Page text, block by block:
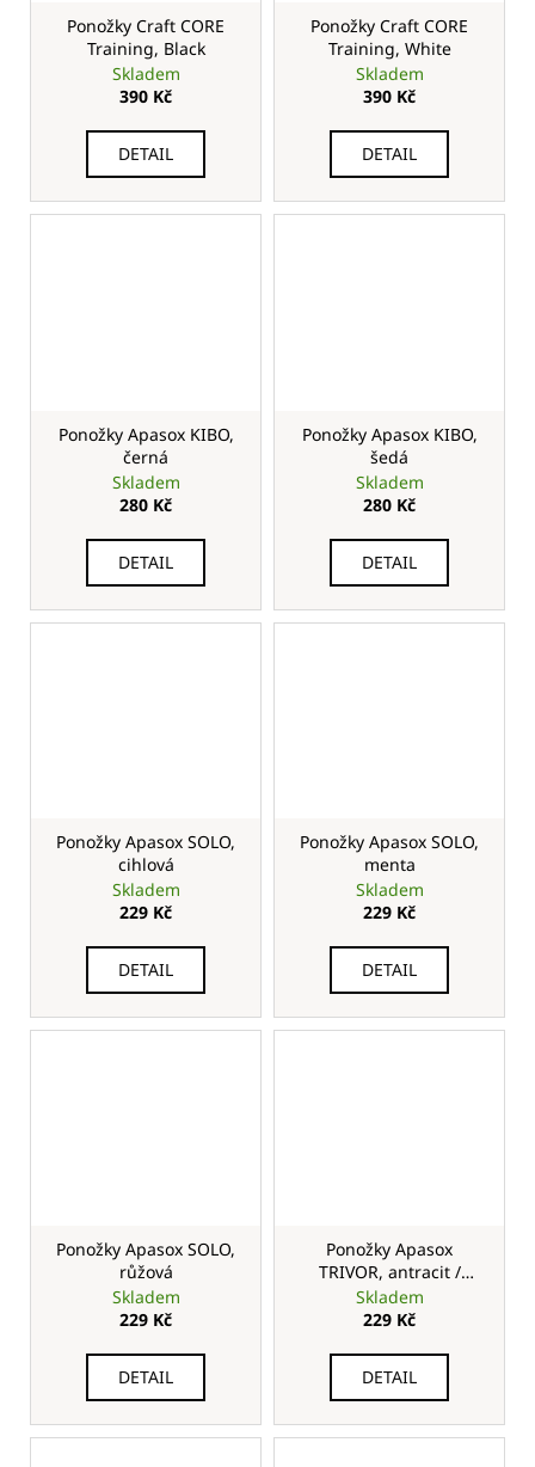
Ponožky Craft CORE
Training, Black
Skladem
390 Kč
DETAIL
Ponožky Craft CORE
Training, White
Skladem
390 Kč
DETAIL
Ponožky Apasox KIBO,
černá
Skladem
280 Kč
DETAIL
Ponožky Apasox KIBO,
šedá
Skladem
280 Kč
DETAIL
Ponožky Apasox SOLO,
cihlová
Skladem
229 Kč
DETAIL
Ponožky Apasox SOLO,
menta
Skladem
229 Kč
DETAIL
Ponožky Apasox SOLO,
růžová
Skladem
229 Kč
DETAIL
Ponožky Apasox
TRIVOR, antracit /
fialová
Skladem
229 Kč
DETAIL